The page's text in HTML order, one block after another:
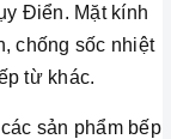
Điển. Mặt kính
chống sốc nhiệt
từ khác.
sản phẩm bếp